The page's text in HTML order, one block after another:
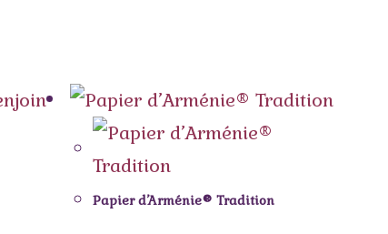
Papier d’Arménie® Tradition